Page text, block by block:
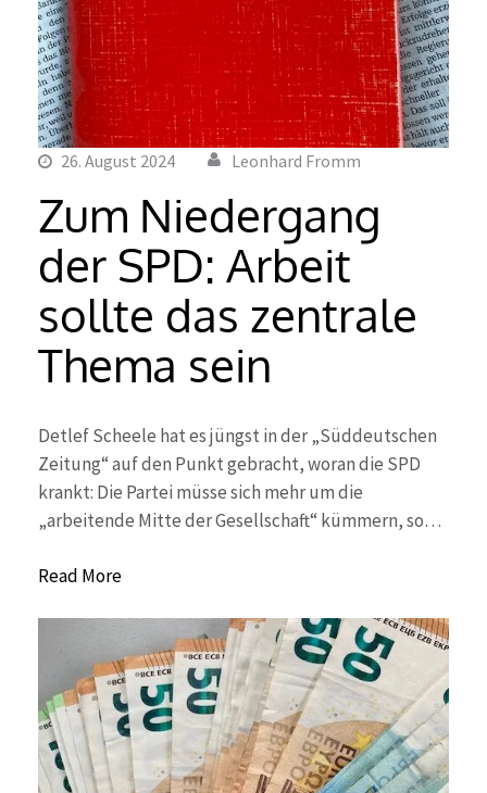
26. August 2024 Leonhard Fromm
Zum Niedergang
der SPD: Arbeit
sollte das zentrale
Thema sein
Detlef Scheele hat es jüngst in der „Süddeutschen
Zeitung“ auf den Punkt gebracht, woran die SPD
krankt: Die Partei müsse sich mehr um die
„arbeitende Mitte der Gesellschaft“ kümmern, so…
Read More